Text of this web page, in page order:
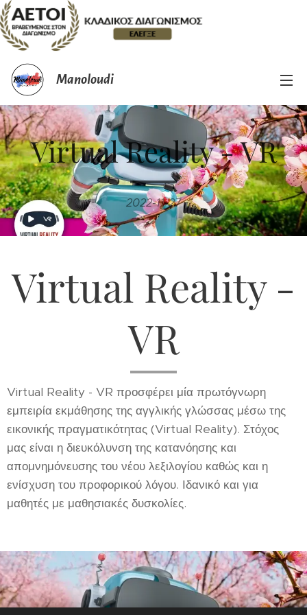
Manoloudi
Virtual Reality - VR
2022-11-27
Virtual Reality -
VR
Virtual Reality - VR προσφέρει μία πρωτόγνωρη
εμπειρία εκμάθησης της αγγλικής γλώσσας μέσω της
εικονικής πραγματικότητας (Virtual Reality). Στόχος
μας είναι η διευκόλυνση της κατανόησης και
απομνημόνευσης του νέου λεξιλογίου καθώς και η
ενίσχυση του προφορικού λόγου. Ιδανικό και για
μαθητές με μαθησιακές δυσκολίες.